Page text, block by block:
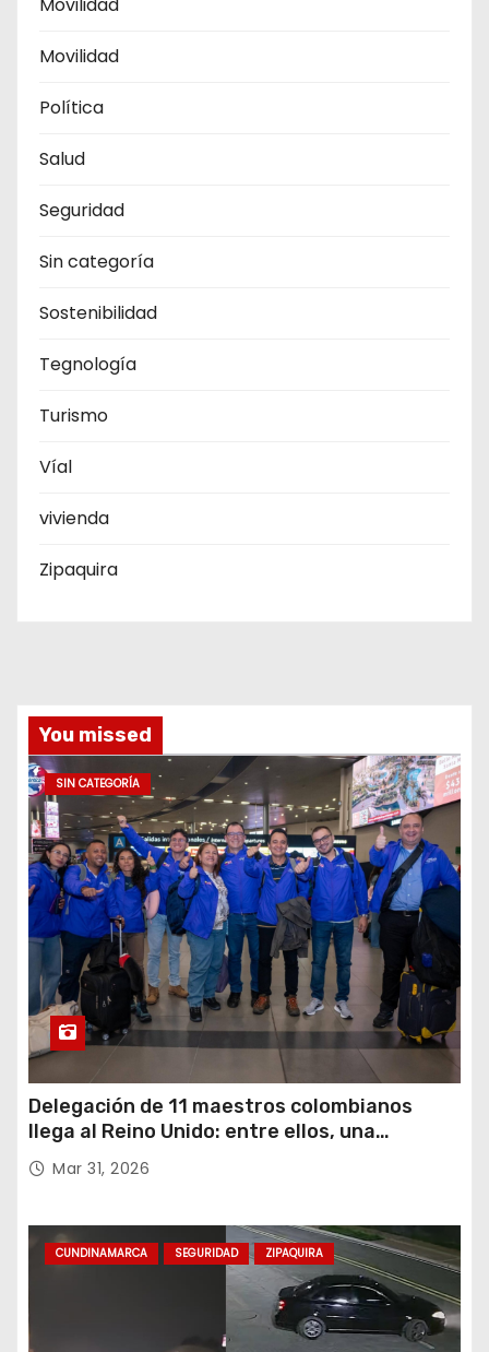
Movilidad
Movilidad
Política
Salud
Seguridad
Sin categoría
Sostenibilidad
Tegnología
Turismo
Víal
vivienda
Zipaquira
You missed
SIN CATEGORÍA
Delegación de 11 maestros colombianos
llega al Reino Unido: entre ellos, una
destacada profesora de Ubaté
Mar 31, 2026
CUNDINAMARCA SEGURIDAD ZIPAQUIRA